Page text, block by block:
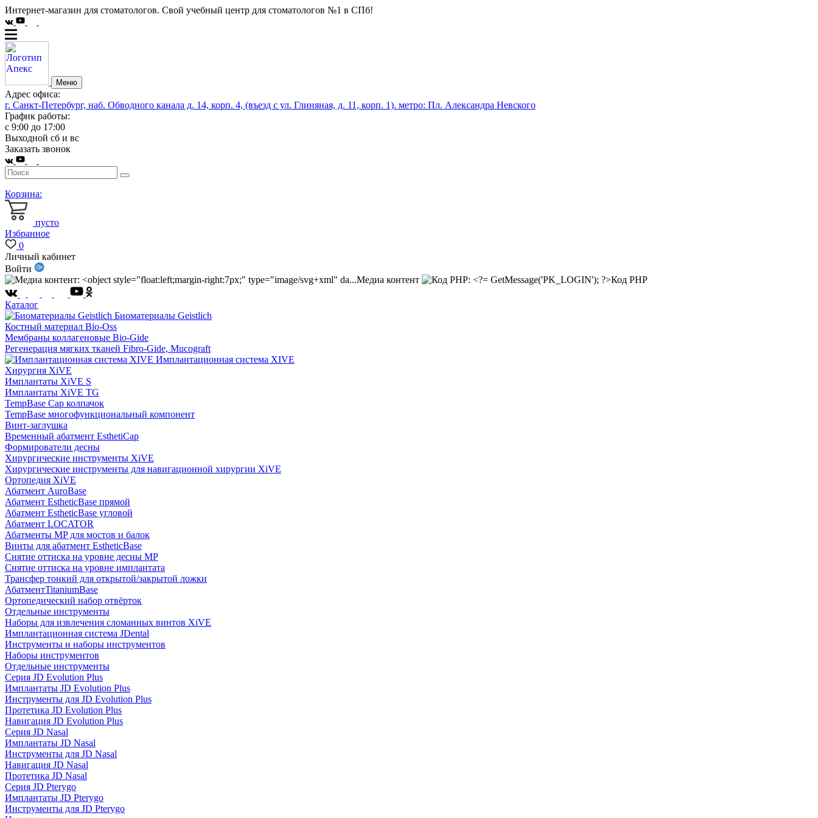
Интернет-магазин для стоматологов. Свой учебный центр для стоматологов №1 в СПб!
Меню
Адрес офиса:
г. Санкт-Петербург, наб. Обводного канала д. 14, корп. 4, (въезд с ул. Глиняная, д. 11, корп. 1). метро: Пл. Александра Невского
График работы:
с 9:00 до 17:00
Выходной сб и вс
Заказать звонок
Корзина:
пусто
Избранное
0
Личный кабинет
Войти
Медиа контент
Код PHP
Каталог
Биоматериалы Geistlich
Костный материал Bio-Oss
Мембраны коллагеновые Bio-Gide
Регенерация мягких тканей Fibro-Gide, Mucograft
Имплантационная система XIVE
Хирургия XiVE
Имплантаты XiVE S
Имплантаты XiVE TG
TempBase Cap колпачок
TempBase многофункциональный компонент
Винт-заглушка
Временный абатмент EsthetiCap
Формирователи десны
Хирургические инструменты XiVE
Хирургические инструменты для навигационной хирургии XiVE
Ортопедия XiVE
Абатмент AuroBase
Абатмент EstheticBase прямой
Абатмент EstheticBase угловой
Абатмент LOCATOR
Абатменты MP для мостов и балок
Винты для абатмент EstheticBase
Снятие оттиска на уровне десны MP
Снятие оттиска на уровне имплантата
Трансфер тонкий для открытой/закрытой ложки
АбатментTitaniumBase
Ортопедический набор отвёрток
Отдельные инструменты
Наборы для извлечения сломанных винтов XiVE
Имплантационная система JDental
Инструменты и наборы инструментов
Наборы инструментов
Отдельные инструменты
Серия JD Evolution Plus
Имплантаты JD Evolution Plus
Инструменты для JD Evolution Plus
Протетика JD Evolution Plus
Навигация JD Evolution Plus
Серия JD Nasal
Имплантаты JD Nasal
Инструменты для JD Nasal
Навигация JD Nasal
Протетика JD Nasal
Серия JD Pterygo
Имплантаты JD Pterygo
Инструменты для JD Pterygo